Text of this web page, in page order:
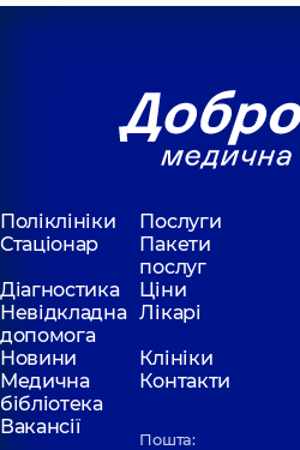
Поліклініки
Послуги
Стаціонар
Пакети
послуг
Діагностика
Ціни
Невідкладна
допомога
Лікарі
Новини
Клініки
Медична
бібліотека
Контакти
Вакансії
Пошта: